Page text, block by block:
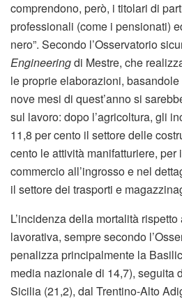
comprendono, però, i titolari di
professionali (come i pensionati)
nero”. Secondo l’Osservatorio
Engineeringdi Mestre, che
le proprie elaborazioni,
nove mesi di quest’anno si
sul lavoro: dopo l’agricoltura, gli
11,8 per cento il settore delle
cento le attività manifatturiere, per
commercio all’ingrosso e nel
il settore dei trasporti e
L’incidenza della mortalità
lavorativa, sempre secondo
penalizza principalmente la
media nazionale di 14,7), seguita
Sicilia (21,2), dal Trentino-Alto